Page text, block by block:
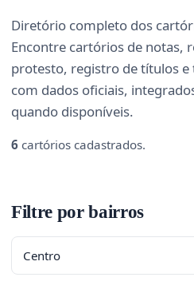
Diretório completo dos
Encontre cartórios de notas,
protesto, registro de títulos
com dados oficiais,
quando disponíveis.
6 cartórios cadastrados.
Filtre por bairros
Centro